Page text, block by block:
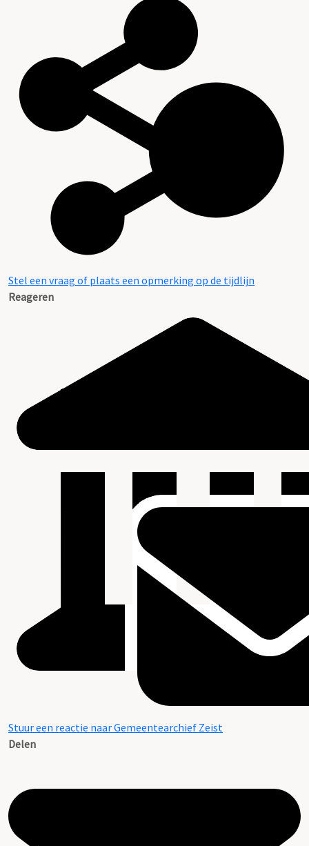
Stel een vraag of plaats een opmerking op de tijdlijn
Reageren
Stuur een reactie naar Gemeentearchief Zeist
Delen